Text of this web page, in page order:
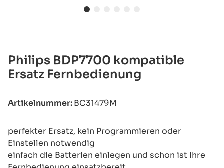
Philips BDP7700 kompatible
Ersatz Fernbedienung
Artikelnummer:BC31479M
perfekter Ersatz, kein Programmieren oder
Einstellen notwendig
einfach die Batterien einlegen und schon ist Ihre